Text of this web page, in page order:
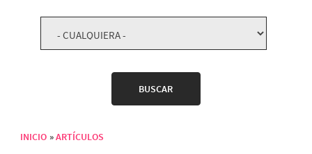
Sobrescribir enlaces de ayuda a la navegación
INICIO ARTÍCULOS